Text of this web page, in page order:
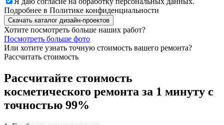
Подробнее в Политике конфиденциальности
Скачать каталог дизайн-проектов
Хотите посмотреть больше наших работ?
Посмотреть больше фото
Или хотите узнать точную стоимость вашего ремонта?
Рассчитать стоимость
Рассчитайте стоимость
косметического ремонта за 1 минуту с
точностью 99%